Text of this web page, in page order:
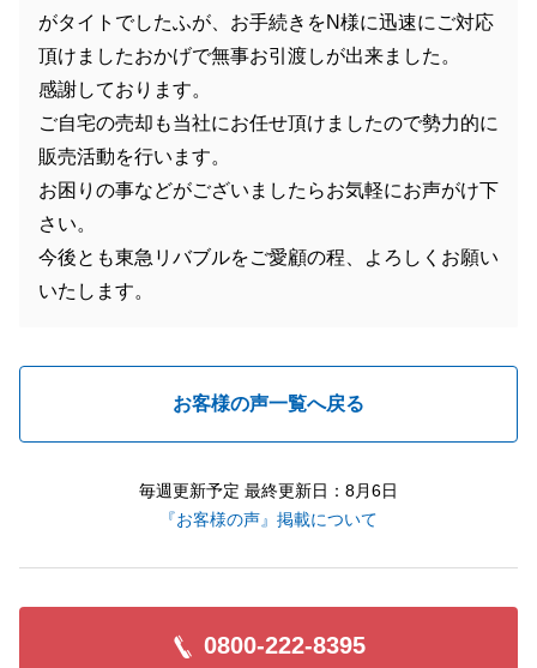
がタイトでしたふが、お手続きをN様に迅速にご対応
頂けましたおかげで無事お引渡しが出来ました。
感謝しております。
ご自宅の売却も当社にお任せ頂けましたので勢力的に
販売活動を行います。
お困りの事などがございましたらお気軽にお声がけ下
さい。
今後とも東急リバブルをご愛顧の程、よろしくお願い
いたします。
お客様の声一覧へ戻る
毎週更新予定 最終更新日：8月6日
『お客様の声』掲載について
0800-222-8395